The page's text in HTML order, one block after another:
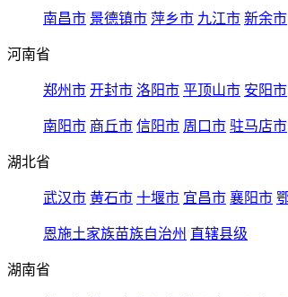
南昌市 景德镇市 萍乡市 九江市 新余市
河南省
郑州市 开封市 洛阳市 平顶山市 安阳市
南阳市 商丘市 信阳市 周口市 驻马店市
湖北省
武汉市 黄石市 十堰市 宜昌市 襄阳市
恩施土家族苗族自治州 直辖县级
湖南省